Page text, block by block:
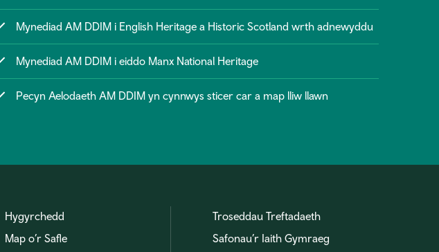
Mynediad AM DDIM i English Heritage a Historic Scotland wrth adnewyddu
Mynediad AM DDIM i eiddo Manx National Heritage
Pecyn Aelodaeth AM DDIM yn cynnwys sticer car a map lliw llawn
Hygyrchedd
Map o’r Safle
Troseddau Treftadaeth
Safonau’r Iaith Gymraeg